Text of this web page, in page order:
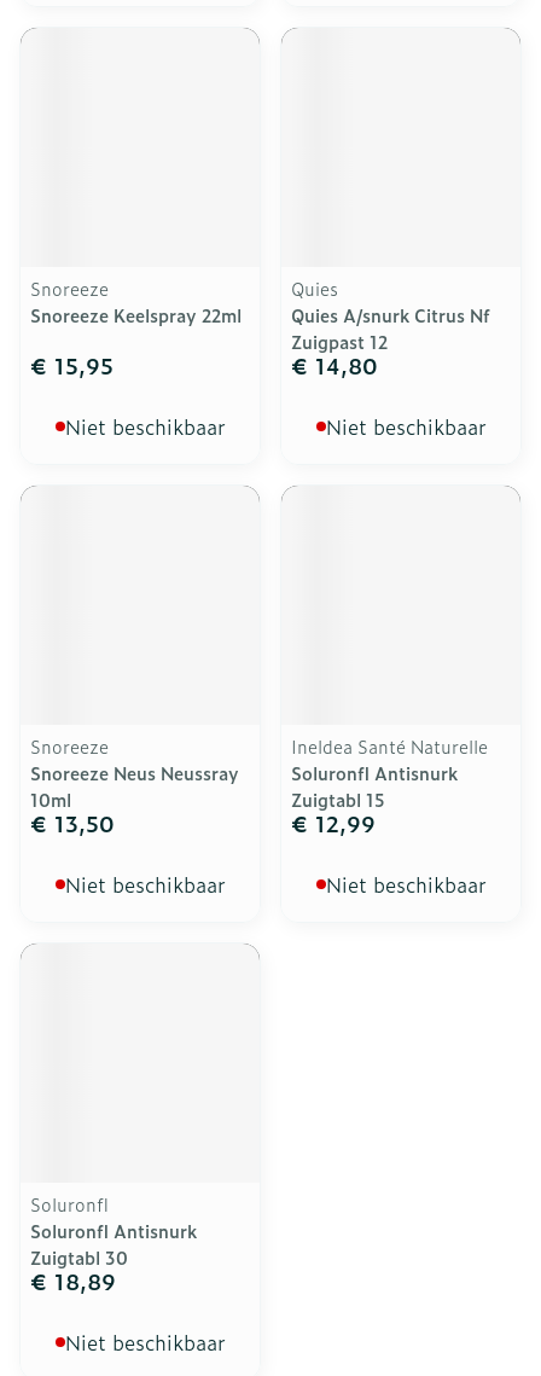
Snoreeze
Snoreeze Keelspray 22ml
€ 15,95
Niet beschikbaar
Quies
Quies A/snurk Citrus Nf
Zuigpast 12
€ 14,80
Niet beschikbaar
Snoreeze
Snoreeze Neus Neussray
10ml
€ 13,50
Niet beschikbaar
Ineldea Santé Naturelle
Soluronfl Antisnurk
Zuigtabl 15
€ 12,99
Niet beschikbaar
Soluronfl
Soluronfl Antisnurk
Zuigtabl 30
€ 18,89
Niet beschikbaar